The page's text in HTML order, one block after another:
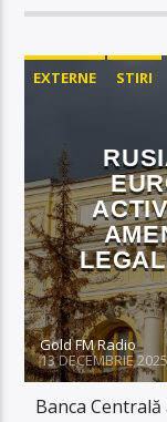
EXTERNE STIRI
Gold FM Radio
13 DECEMBRIE
Banca